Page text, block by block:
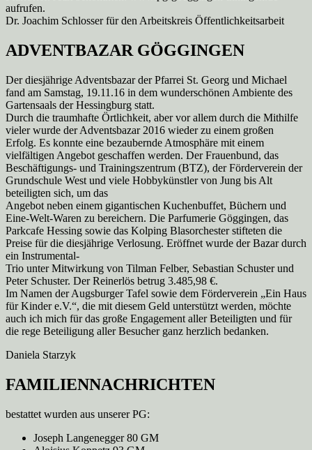
aufrufen.
Dr. Joachim Schlosser für den Arbeitskreis Öffentlichkeitsarbeit
ADVENTBAZAR GÖGGINGEN
Der diesjährige Adventsbazar der Pfarrei St. Georg und Michael
fand am Samstag, 19.11.16 in dem wunderschönen Ambiente des
Gartensaals der Hessingburg statt.
Durch die traumhafte Örtlichkeit, aber vor allem durch die Mithilfe
vieler wurde der Adventsbazar 2016 wieder zu einem großen
Erfolg. Es konnte eine bezaubernde Atmosphäre mit einem
vielfältigen Angebot geschaffen werden. Der Frauenbund, das
Beschäftigungs- und Trainingszentrum (BTZ), der Förderverein der
Grundschule West und viele Hobbykünstler von Jung bis Alt
beteiligten sich, um das
Angebot neben einem gigantischen Kuchenbuffet, Büchern und
Eine-Welt-Waren zu bereichern. Die Parfumerie Göggingen, das
Parkcafe Hessing sowie das Kolping Blasorchester stifteten die
Preise für die diesjährige Verlosung. Eröffnet wurde der Bazar durch
ein Instrumental-
Trio unter Mitwirkung von Tilman Felber, Sebastian Schuster und
Peter Schuster. Der Reinerlös betrug 3.485,98 €.
Im Namen der Augsburger Tafel sowie dem Förderverein „Ein Haus
für Kinder e.V.“, die mit diesem Geld unterstützt werden, möchte
auch ich mich für das große Engagement aller Beteiligten und für
die rege Beteiligung aller Besucher ganz herzlich bedanken.
Daniela Starzyk
FAMILIENNACHRICHTEN
bestattet wurden aus unserer PG:
Joseph Langenegger 80 GM